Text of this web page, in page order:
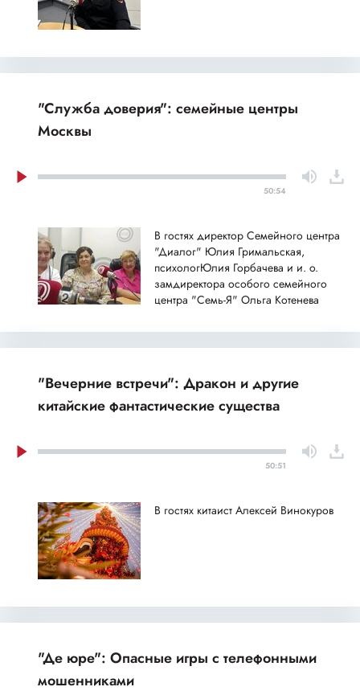
"Служба доверия": семейные центры
Москвы
50:54
В гостях директор Семейного центра
"Диалог" Юлия Гримальская,
психологЮлия Горбачева и и. о.
замдиректора особого семейного
центра "Семь-Я" Ольга Котенева
"Вечерние встречи": Дракон и другие
китайские фантастические существа
50:51
В гостях китаист Алексей Винокуров
"Де юре": Опасные игры с телефонными
мошенниками